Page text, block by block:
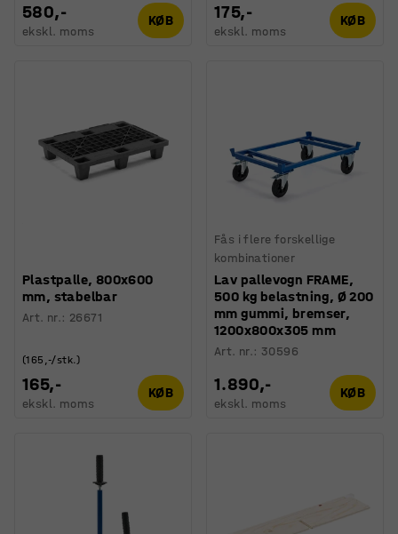
580,-
ekskl. moms
KØB 175,-
ekskl. moms
KØB
Plastpalle, 800x600
mm, stabelbar
Art. nr.: 26671
165,-
(165,-/stk.)
ekskl. moms
KØB
Fås i flere forskellige
kombinationer
Lav pallevogn FRAME,
500 kg belastning, Ø 200
mm gummi, bremser,
1200x800x305 mm
Art. nr.: 30596
1.890,-
ekskl. moms
KØB